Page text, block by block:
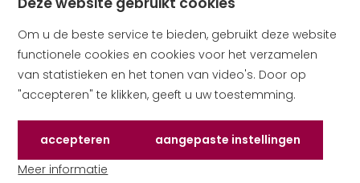
Om u de beste service te bieden, gebruikt deze website
functionele cookies en cookies voor het verzamelen
van statistieken en het tonen van video's. Door op
"accepteren" te klikken, geeft u uw toestemming.
Accepteren
de cookies die deze website gebruikt
Aangepaste instellingen
van cookies om te
Meer informatie